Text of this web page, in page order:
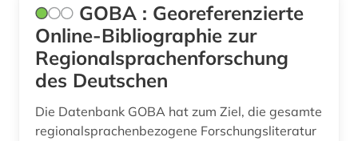
berufsbildung (3)
berufseinstieg (1)
berufsschule (1)
GOBA : Georeferenzierte
Online-Bibliographie zur
Regionalsprachenforschung
des Deutschen
Die Datenbank GOBA hat zum Ziel, die gesamte
regionalsprachenbezogene Forschungsliteratur